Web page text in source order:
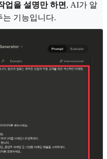
업을 설명만 하면 , AI가 알
는 기능입니다.